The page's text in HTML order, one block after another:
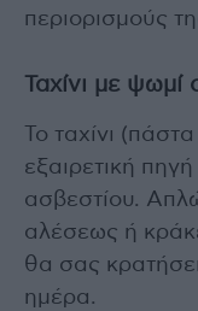
περιορισμούς
Ταχίνι με
Το ταχίνι
εξαιρετική
ασβεστίου.
αλέσεως ή
θα σας
ημέρα.